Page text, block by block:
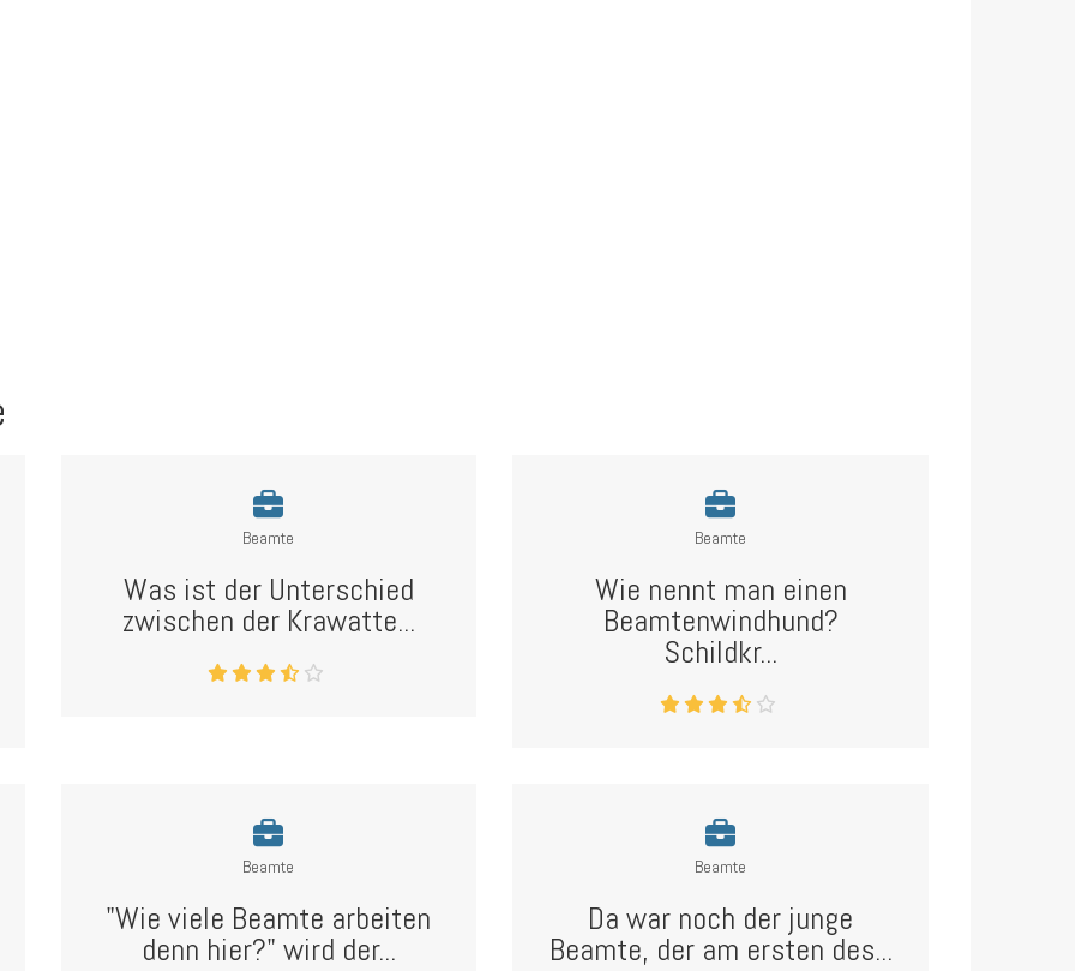
Beamte
Was ist der Unterschied
zwischen der Krawatte...
Beamte
Wie nennt man einen
Beamtenwindhund?
Schildkr...
Beamte
"Wie viele Beamte arbeiten
denn hier?" wird der...
Beamte
Da war noch der junge
Beamte, der am ersten des...